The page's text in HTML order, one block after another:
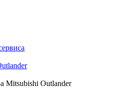
Mitsubishi Outlander